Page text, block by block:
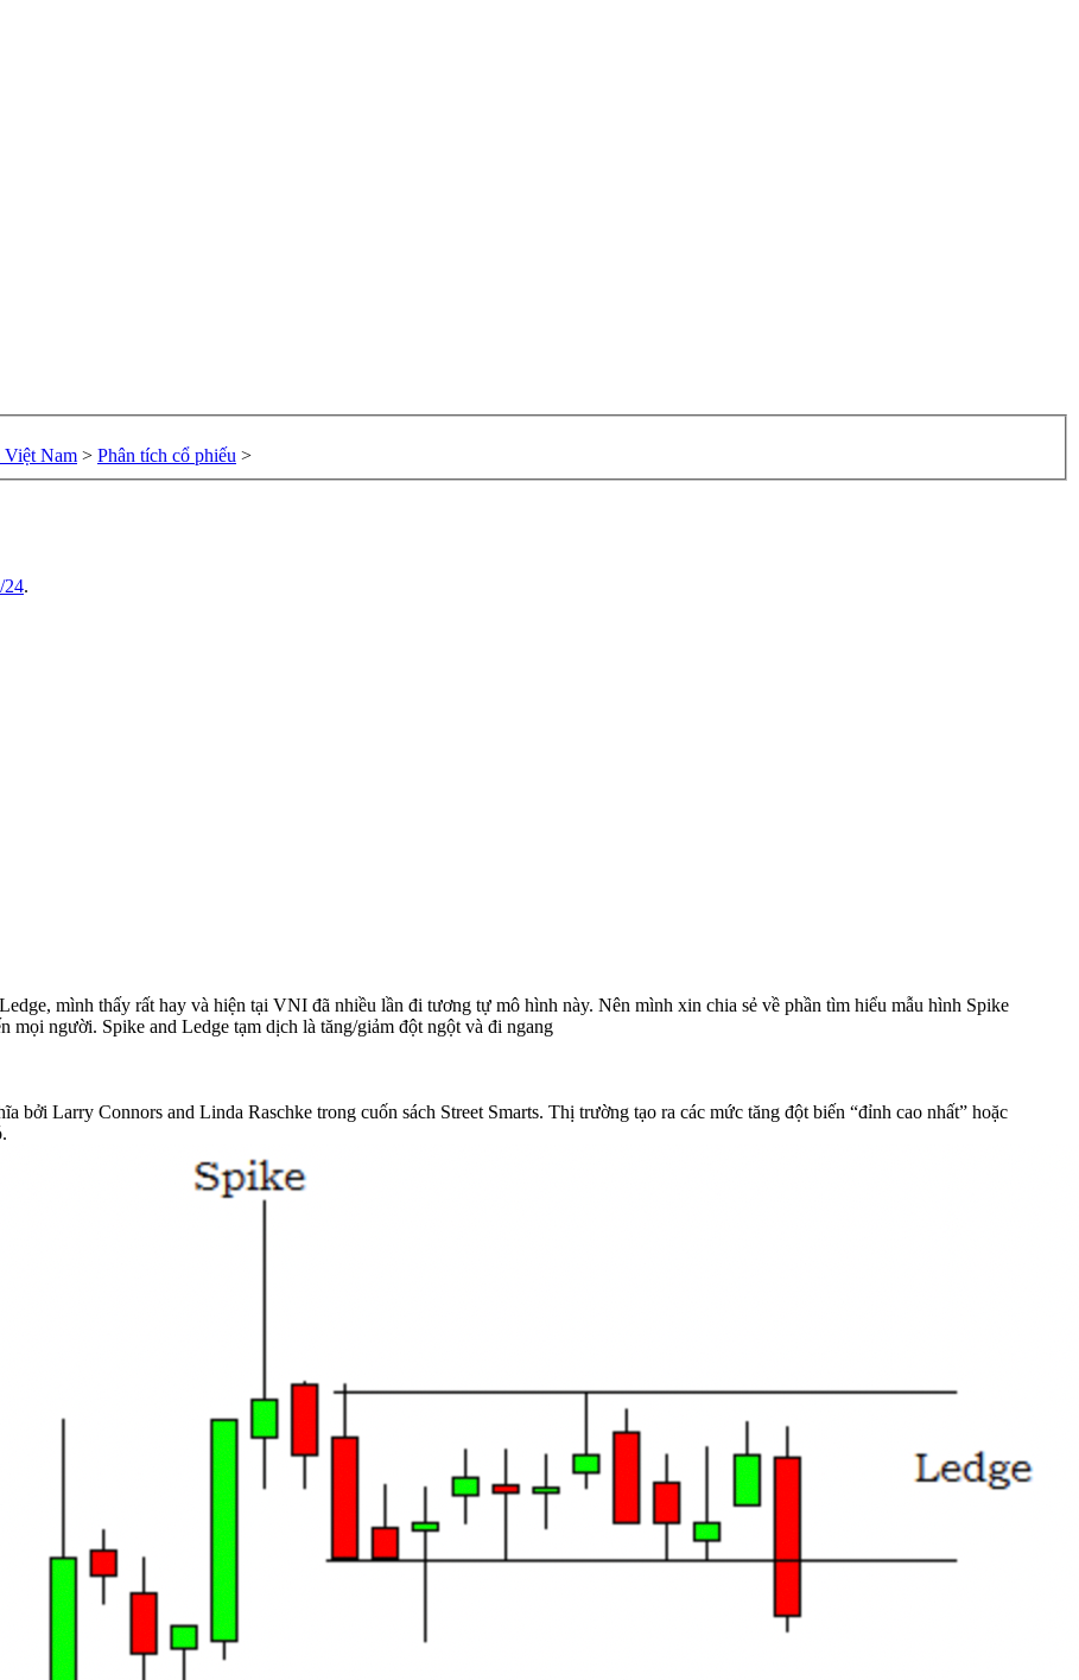
Việt Nam > Phân tích cổ phiếu >
24.
mình thấy rất hay và hiện tại VNI đã nhiều lần đi tương tự mô hình này. Nên mình xin chia sẻ về phần tìm hiểu mẫu hình Spike
mọi người. Spike and Ledge tạm dịch là tăng/giảm đột ngột và đi ngang
bởi Larry Connors and Linda Raschke trong cuốn sách Street Smarts. Thị trường tạo ra các mức tăng đột biến “đỉnh cao nhất” hoặc